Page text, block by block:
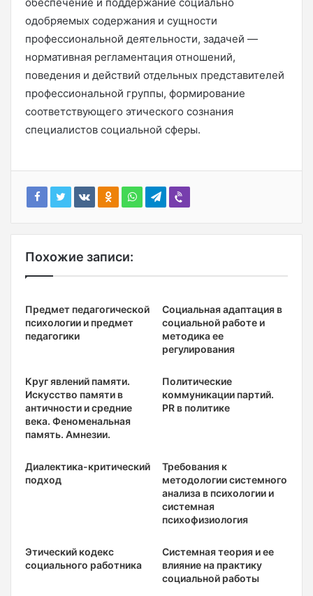
одобряемых содержания и сущности
профессиональной деятельности, задачей —
нормативная регламентация отношений,
поведения и действий отдельных представителей
профессиональной группы, формирование
соответствующего этического сознания
специалистов социальной сферы.
Похожие записи:
Предмет педагогической
психологии и предмет
педагогики
Социальная адаптация в
социальной работе и
методика ее
регулирования
Круг явлений памяти.
Искусство памяти в
античности и средние
века. Феноменальная
память. Амнезии.
Политические
коммуникации партий.
PR в политике
Диалектика-критический
подход
Требования к
методологии системного
анализа в психологии и
системная
психофизиология
Этический кодекс
социального работника
Системная теория и ее
влияние на практику
социальной работы